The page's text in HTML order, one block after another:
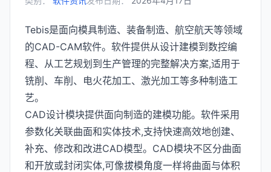
Tebis是面向模具制造、装备制造、航空航天等领域
的CAD-CAM软件。软件提供从设计建模到数控编
程、从工艺规划到生产管理的完整解决方案,适用于
铣削、车削、电火花加工、激光加工等多种制造工
艺。
CAD设计模块提供面向制造的建模功能。软件采用
参数化关联曲面和实体技术,支持快速高效地创建、
补充、修改和改进CAD模型。CAD模块不区分曲面
和开放或封闭实体,可像拔模角度一样将曲面与体积